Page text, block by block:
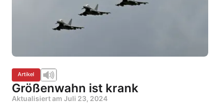
Artikel
Größenwahn ist krank
Aktualisiert am Juli 23, 2024